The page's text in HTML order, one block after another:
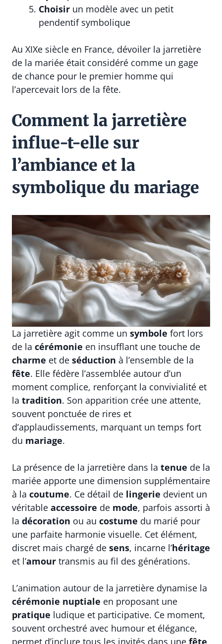
Choisir un modèle avec un petit
pendentif symbolique
Au XIXe siècle en France, dévoiler la jarretière
de la mariée était considéré comme un gage
de chance pour le premier homme qui
l’apercevait lors de la fête.
Comment la jarretière
influe-t-elle sur
l’ambiance et la
symbolique du mariage
La jarretière agit comme un symbole fort lors
de la cérémonie en insufflant une touche de
charme et de séduction à l’ensemble de la
fête. Elle fédère l’assemblée autour d’un
moment complice, renforçant la convivialité et
la tradition. Son apparition crée une attente,
souvent ponctuée de rires et
d’applaudissements, marquant un temps fort
du mariage.
La présence de la jarretière dans la tenue de la
mariée apporte une dimension supplémentaire
à la coutume. Ce détail de lingerie devient un
véritable accessoire de mode, parfois assorti à
la décoration ou au costume du marié pour
une parfaite harmonie visuelle. Cet élément,
discret mais chargé de sens, incarne l’héritage
et l’amour transmis au fil des générations.
L’animation autour de la jarretière dynamise la
cérémonie nuptiale en proposant une
pratique ludique et participative. Ce moment,
souvent orchestré avec humour et élégance,
permet d’inclure tous les invités dans une fête